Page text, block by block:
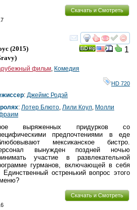
Скачать и Смотреть
смотреть
1
(2015)
)
фильм, Комедия
HD 720
: Джеймс Родэй
: Лотер Блюто, Лили Коул, Молли
выряженных придурков со
предпочтениями в еде
мексиканское бистро.
вынужден поздней ночью
участие в развлекательной
гурманов, включающей в себя
остренький вопрос этого
Скачать и Смотреть